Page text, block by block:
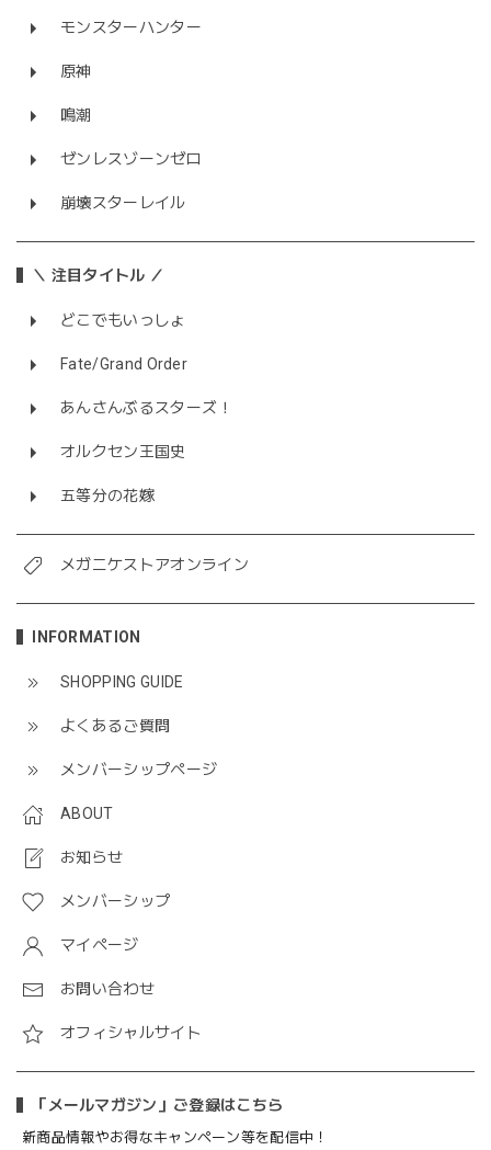
モンスターハンター
原神
鳴潮
ゼンレスゾーンゼロ
崩壊スターレイル
＼ 注目タイトル ／
どこでもいっしょ
Fate/Grand Order
あんさんぶるスターズ！
オルクセン王国史
五等分の花嫁
メガニケストアオンライン
INFORMATION
SHOPPING GUIDE
よくあるご質問
メンバーシップページ
ABOUT
お知らせ
メンバーシップ
マイページ
お問い合わせ
オフィシャルサイト
「メールマガジン」ご登録はこちら
新商品情報やお得なキャンペーン等を配信中！